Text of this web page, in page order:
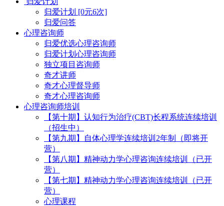
归爱计划 [0元6次]
归爱问答
心理咨询师
归爱优选心理咨询师
归爱计划心理咨询师
独立项目咨询师
奇才讲师
奇才心理督导师
奇才心理咨询师
心理咨询师培训
【第十期】认知行为治疗(CBT)长程系统连续培训
（招生中）
【第九期】自体心理学连续培训2年制（即将开
营）
【第八期】精神动力学心理咨询连续培训（已开
营）
【第七期】精神动力学心理咨询连续培训（已开
营）
心理课程